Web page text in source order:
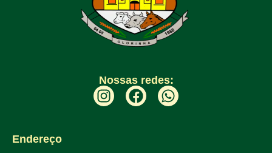
Nossas redes:
Endereço